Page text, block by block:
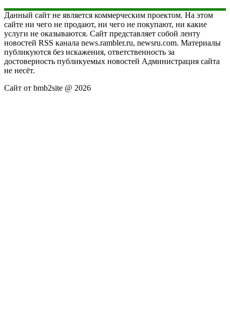
Данный сайт не является коммерческим проектом. На этом
сайте ни чего не продают, ни чего не покупают, ни какие
услуги не оказываются. Сайт представляет собой ленту
новостей RSS канала news.rambler.ru, newsru.com. Материалы
публикуются без искажения, ответственность за
достоверность публикуемых новостей Администрация сайта
не несёт.
Сайт от bmb2site @ 2026